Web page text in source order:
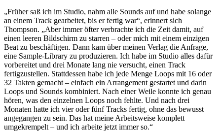
„Früher saß ich im Studio, nahm alle Sounds auf und habe solange
an einem Track gearbeitet, bis er fertig war“, erinnert sich
Thompson. „Aber immer öfter verbrachte ich die Zeit damit, auf
einen leeren Bildschirm zu starren – oder mich mit einem einzigen
Beat zu beschäftigen. Dann kam über meinen Verlag die Anfrage,
eine Sample-Library zu produzieren. Ich habe im Studio alles dafür
vorbereitet und drei Monate lang nie versucht, einen Track
fertigzustellen. Stattdessen habe ich jede Menge Loops mit 16 oder
32 Takten gemacht – einfach ein Arrangement gestartet und darin
Loops und Sounds kombiniert. Nach einer Weile konnte ich genau
hören, was den einzelnen Loops noch fehlte. Und nach drei
Monaten hatte ich vier oder fünf Tracks fertig, ohne das bewusst
angegangen zu sein. Das hat meine Arbeitsweise komplett
umgekrempelt – und ich arbeite jetzt immer so.“